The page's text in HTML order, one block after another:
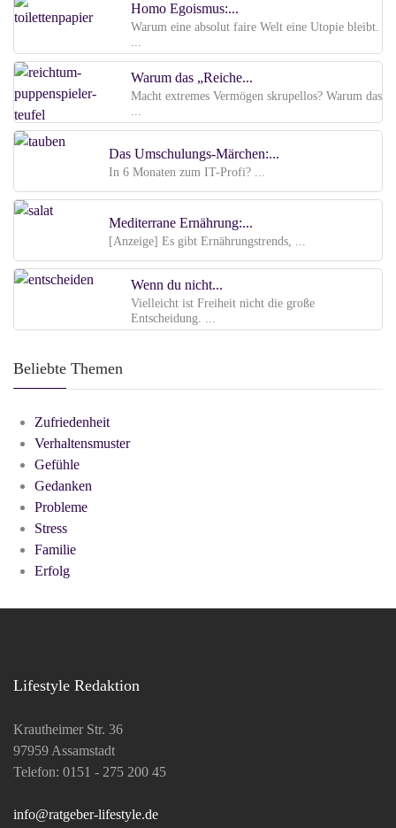
Homo Egoismus:...
Warum eine absolut faire Welt eine Utopie bleibt.
Warum das „Reiche...
Macht extremes Vermögen skrupellos? Warum das
Das Umschulungs-Märchen:...
In 6 Monaten zum IT-Profi? ...
Mediterrane Ernährung:...
[Anzeige] Es gibt Ernährungstrends, ...
Wenn du nicht...
Vielleicht ist Freiheit nicht die große
Entscheidung. ...
Beliebte Themen
Zufriedenheit
Verhaltensmuster
Gefühle
Gedanken
Probleme
Stress
Familie
Erfolg
Lifestyle Redaktion
Krautheimer Str. 36
97959 Assamstadt
Telefon: 0151 - 275 200 45
info@ratgeber-lifestyle.de